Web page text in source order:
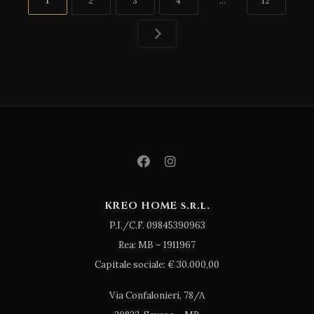
degli
KREO HOME s.r.l.
P.I./C.F. 09845390963
Rea: MB – 1911967
Capitale sociale: € 30.000,00
Via Confalonieri, 78/A